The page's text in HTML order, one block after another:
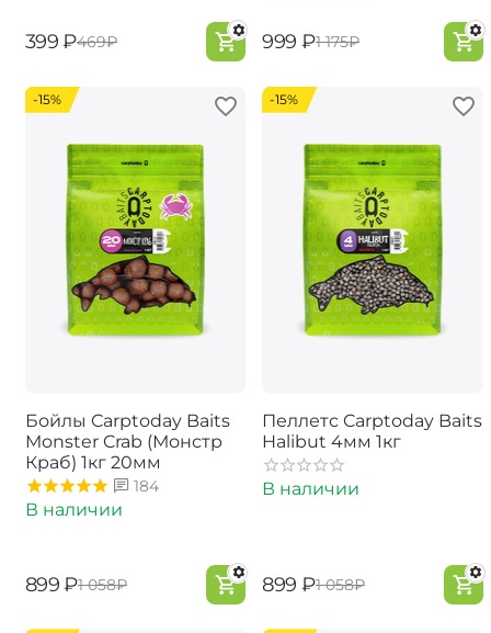
‍399‍ ₽‍469‍₽ ‍999‍ ₽‍1 175‍₽
-15%
Бойлы Carptoday Baits
Monster Crab (Монстр
Краб) 1кг 20мм
184
В наличии
‍899‍ ₽‍1 058‍₽
-15%
Пеллетс Carptoday Baits
Halibut 4мм 1кг
В наличии
‍899‍ ₽‍1 058‍₽